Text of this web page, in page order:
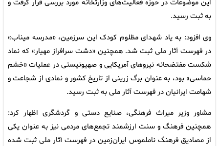
این موضوعات در حوزه فعالیت‌های وزارتخانه مورد بررسی قرار گرفت و
به ثبت رسید.
وی افزود: به یاد شهدای مظلوم کودک این سرزمین، «مدرسه میناب»
در فهرست آثار ملی ثبت شد. همچنین «دشت سرافراز مهیار» که نماد
شکست مفتضحانه نیروهای آمریکایی و صهیونیستی در عملیات «خشم
حماسی» بود، به عنوان برگ زرینی از تاریخ کشور و نمادی از شجاعت و
شهامت ایرانیان در فهرست آثار ملی به ثبت رسید.
مشاور وزیر میراث فرهنگی، صنایع دستی و گردشگری اظهار کرد:
همچنین فرهنگ و سنت ارزشمند تجمع‌های مردمی نیز به عنوان یکی
از مصادیق فرهنگ ناملموس ایران‌زمین در فهرست آثار ملی ثبت شده